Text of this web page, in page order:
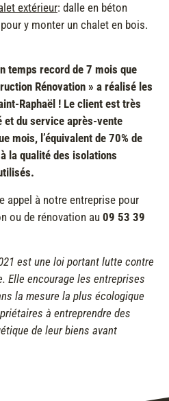
extérieur: dalle en béton
y monter un chalet en bois.
temps record de 7 mois que
Rénovation » a réalisé les
Raphaël ! Le client est très
du service après-vente
mois, l’équivalent de 70% de
la qualité des isolations
appel à notre entreprise pour
ou de rénovation au 09 53 39
est une loi portant lutte contre
Elle encourage les entreprises
la mesure la plus écologique
à entreprendre des
de leur biens avant